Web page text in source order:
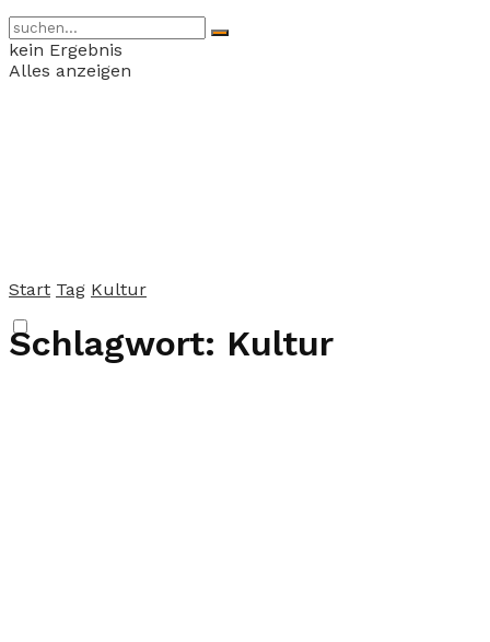
kein Ergebnis
Alles anzeigen
Start Tag Kultur
Schlagwort: Kultur